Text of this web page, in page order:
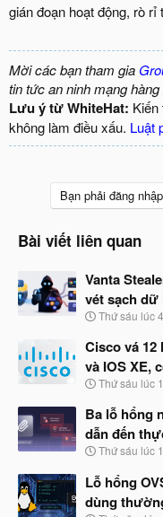
gián đoạn hoạt động, rò
Mời các bạn tham gia
tin tức an ninh mạng hàng
Lưu ý từ WhiteHat: Kiến
không làm điều xấu. Luật
Bạn phải đăng
Bài viết liên quan
Vanta
vét sạch dữ
N
à
b
ắ
đ
ầ
u
Thứ sáu lúc
Cisco vá 12
và IOS XE,
N
à
y
b
ắ
đ
ầ
u
Thứ sáu lúc
Ba lỗ hổng
dẫn đến
N
à
y
b
Thứ sáu lúc
Lỗ hổng
dùng